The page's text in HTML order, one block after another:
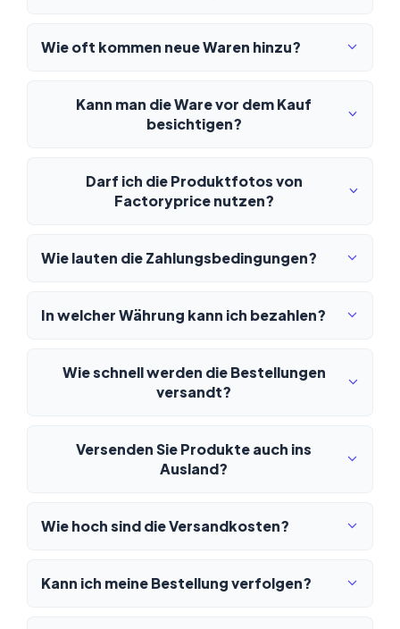
Wie oft kommen neue Waren hinzu?
Kann man die Ware vor dem Kauf
besichtigen?
Darf ich die Produktfotos von
Factoryprice nutzen?
Wie lauten die Zahlungsbedingungen?
In welcher Währung kann ich bezahlen?
Wie schnell werden die Bestellungen
versandt?
Versenden Sie Produkte auch ins
Ausland?
Wie hoch sind die Versandkosten?
Kann ich meine Bestellung verfolgen?